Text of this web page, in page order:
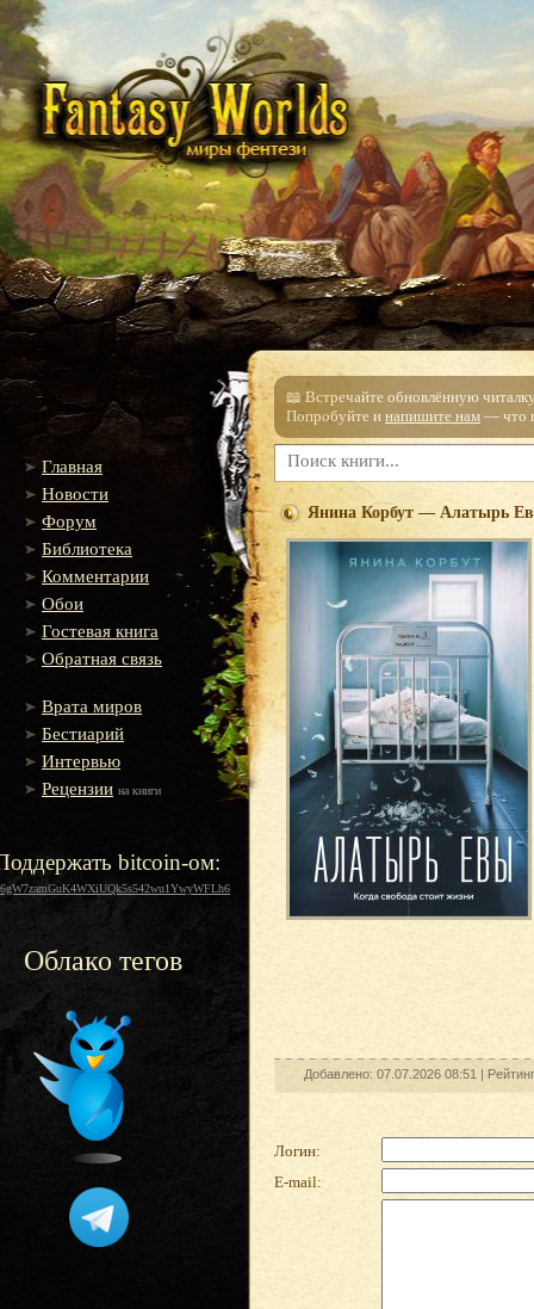
Главная
Новости
Форум
Библиотека
Комментарии
Обои
Гостевая книга
Обратная связь
Врата миров
Бестиарий
Интервью
Рецензии на книги
bitcoin-ом:
Облако тегов
📖 Встречайте обновлённую
Попробуйте и напишите нам — что
Янина Корбут — Алатырь
Добавлено: 07.07.2026 08:51 |
Логин:
E-mail: